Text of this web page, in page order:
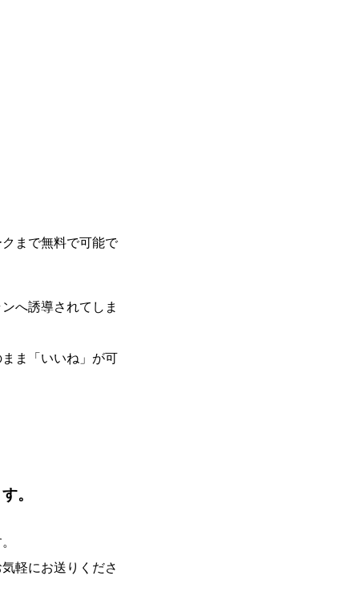
まで無料で可能で
へ誘導されてしま
ま「いいね」が可
。
軽にお送りくださ